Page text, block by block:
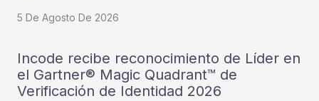
5 De Agosto De 2026
Incode recibe reconocimiento de Líder en
el Gartner® Magic Quadrant™ de
Verificación de Identidad 2026